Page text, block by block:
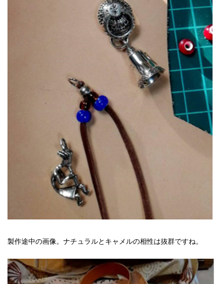
製作途中の画像。ナチュラルとキャメルの相性は抜群ですね。